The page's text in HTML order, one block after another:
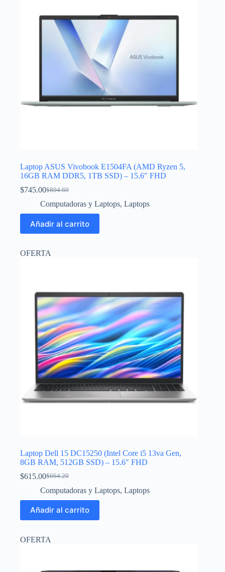
Laptop ASUS Vivobook E1504FA (AMD Ryzen 5,
16GB RAM DDR5, 1TB SSD) – 15.6″ FHD
$804.60
El
precio
original
era:
$804.60.
$745.00El
precio
actual
es:
$745.00.
Computadoras y Laptops, Laptops
Añadir al carrito
OFERTA
Laptop Dell 15 DC15250 (Intel Core i5 13va Gen,
8GB RAM, 512GB SSD) – 15.6″ FHD
$664.20
El
precio
era:
$664.20.
$615.00El
precio
es:
$615.00.
Computadoras y Laptops, Laptops
Añadir al carrito
OFERTA